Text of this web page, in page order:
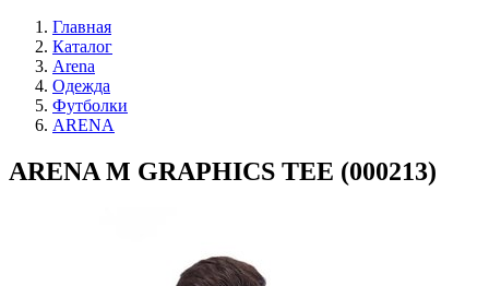
Главная
Каталог
Arena
Одежда
Футболки
ARENA
ARENA M GRAPHICS TEE (000213)